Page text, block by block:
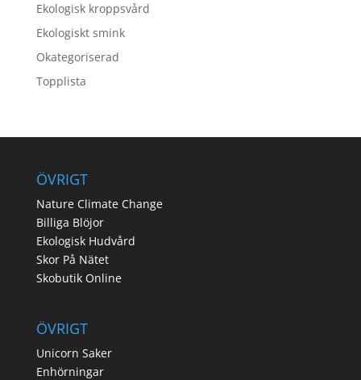
Ekologisk kroppsvård
Ekologiskt smink
Okategoriserad
Topplista
ÖVRIGT
Nature Climate Change
Billiga Blöjor
Ekologisk Hudvård
Skor På Nätet
Skobutik Online
ÖVRIGT
Unicorn Saker
Enhörningar